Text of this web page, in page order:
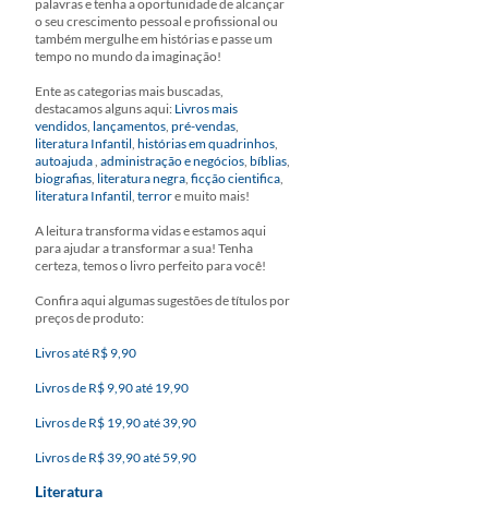
palavras e tenha a oportunidade de alcançar
o seu crescimento pessoal e profissional ou
também mergulhe em histórias e passe um
tempo no mundo da imaginação!
Ente as categorias mais buscadas,
destacamos alguns aqui: Livros mais
vendidos, lançamentos, pré-vendas,
literatura Infantil, histórias em quadrinhos,
autoajuda, administração e negócios, bíblias,
biografias, literatura negra, ficção cientifica,
literatura Infantil, terrore muito mais!
A leitura transforma vidas e estamos aqui
para ajudar a transformar a sua! Tenha
certeza, temos o livro perfeito para você!
Confira aqui algumas sugestões de títulos por
preços de produto:
Livros até R$ 9,90
Livros de R$ 9,90 até 19,90
Livros de R$ 19,90 até 39,90
Livros de R$ 39,90 até 59,90
Literatura